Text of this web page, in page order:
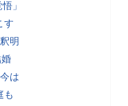
」
す
明
は
も